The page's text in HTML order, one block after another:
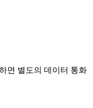
면 별도의 데이터 통화